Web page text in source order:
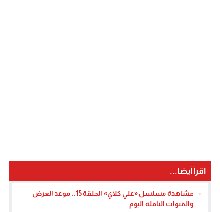
اقرأ أيضا...
مشاهدة مسلسل «علي كلاي» الحلقة 15.. موعد العرض
والقنوات الناقلة اليوم